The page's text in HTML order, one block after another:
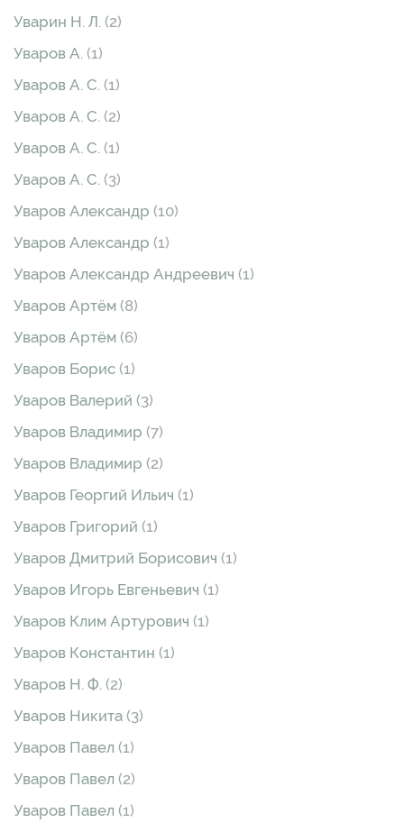
Уварин Н. Л. (2)
Уваров А. (1)
Уваров А. С. (1)
Уваров А. С. (2)
Уваров А. С. (1)
Уваров А. С. (3)
Уваров Александр (10)
Уваров Александр (1)
Уваров Александр Андреевич (1)
Уваров Артём (8)
Уваров Артём (6)
Уваров Борис (1)
Уваров Валерий (3)
Уваров Владимир (7)
Уваров Владимир (2)
Уваров Георгий Ильич (1)
Уваров Григорий (1)
Уваров Дмитрий Борисович (1)
Уваров Игорь Евгеньевич (1)
Уваров Клим Артурович (1)
Уваров Константин (1)
Уваров Н. Ф. (2)
Уваров Никита (3)
Уваров Павел (1)
Уваров Павел (2)
Уваров Павел (1)